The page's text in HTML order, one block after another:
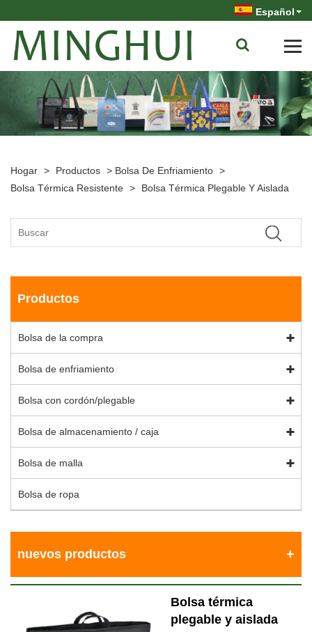
Español
Hogar > Productos > Bolsa De Enfriamiento >
Bolsa Térmica Resistente > Bolsa Térmica Plegable Y Aislada
Productos
Bolsa de la compra
Bolsa de enfriamiento
Bolsa con cordón/plegable
Bolsa de almacenamiento / caja
Bolsa de malla
Bolsa de ropa
nuevos productos
Bolsa térmica
plegable y aislada